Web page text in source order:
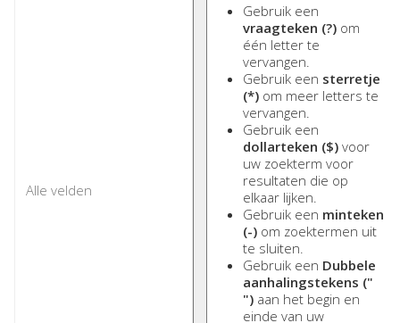
Gebruik een
vraagteken (?) om
één letter te
vervangen.
Gebruik een sterretje
(*) om meer letters te
vervangen.
Gebruik een
dollarteken ($) voor
uw zoekterm voor
resultaten die op
elkaar lijken.
Gebruik een minteken
(-) om zoektermen uit
te sluiten.
Gebruik een Dubbele
aanhalingstekens ("
") aan het begin en
einde van uw